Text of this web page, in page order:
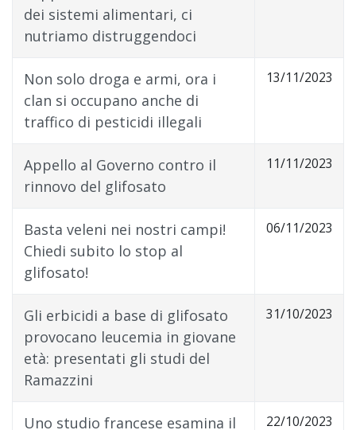
dei sistemi alimentari, ci
nutriamo distruggendoci
Non solo droga e armi, ora i
clan si occupano anche di
traffico di pesticidi illegali
13/11/2023
Appello al Governo contro il
rinnovo del glifosato
11/11/2023
Basta veleni nei nostri campi!
Chiedi subito lo stop al
glifosato!
06/11/2023
Gli erbicidi a base di glifosato
provocano leucemia in giovane
età: presentati gli studi del
Ramazzini
31/10/2023
Uno studio francese esamina il
22/10/2023